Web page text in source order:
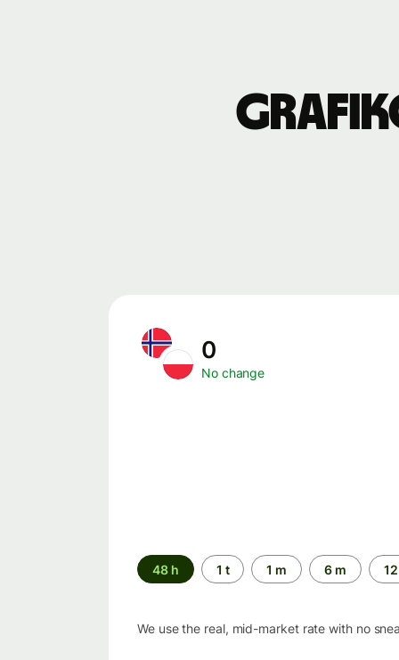
0
No change
Time
period
48 h 1 t 1 m 6 m
We use the real, mid-market rate with no